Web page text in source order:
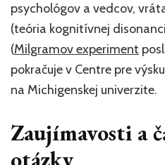
psychológov a vedcov,
(teória kognitívnej
(Milgramov experiment
pokračuje v Centre pre
na Michigenskej univerzite.
Zaujímavosti a